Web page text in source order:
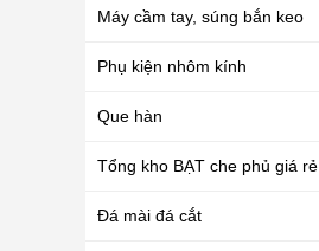
Máy cầm tay, súng bắn keo
Phụ kiện nhôm kính
Que hàn
Tổng kho BẠT che phủ giá rẻ
Đá mài đá cắt